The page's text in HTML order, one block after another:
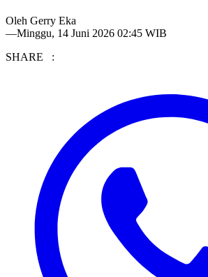
Oleh Gerry Eka
—Minggu, 14 Juni 2026 02:45 WIB
SHARE :